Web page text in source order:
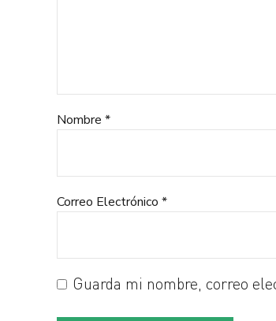
Nombre *
Correo Electrónico *
Guarda mi nombre, correo